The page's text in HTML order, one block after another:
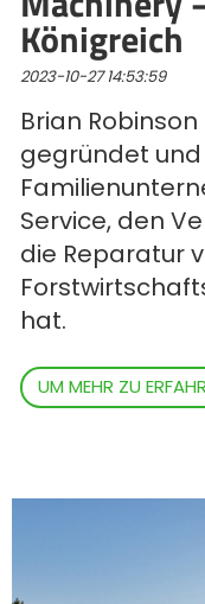
Königreich
2023-10-27 14:53:59
Brian
gegründet und
Service, den
die Reparatur
hat.
UM MEHR ZU